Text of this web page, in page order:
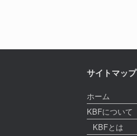
サイトマップ
ホーム
KBFについて
KBFとは